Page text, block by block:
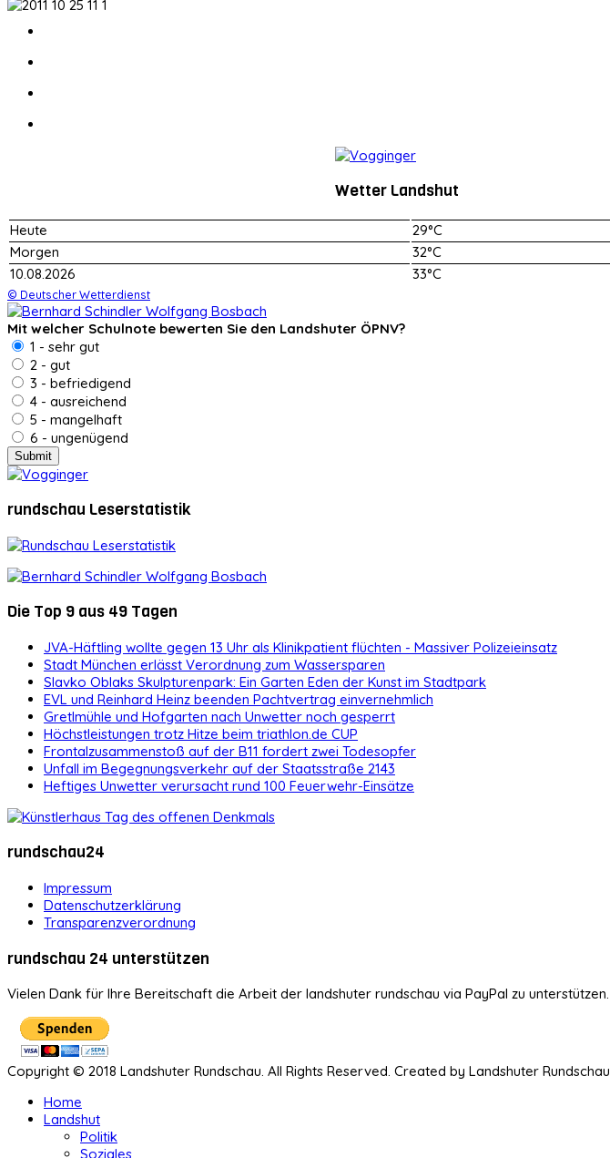
Wetter Landshut
Heute
29°C
Morgen
32°C
10.08.2026
33°C
© Deutscher Wetterdienst
Mit welcher Schulnote bewerten Sie den Landshuter ÖPNV?
1 - sehr gut
2 - gut
3 - befriedigend
4 - ausreichend
5 - mangelhaft
6 - ungenügend
rundschau Leserstatistik
Die Top 9 aus 49 Tagen
JVA-Häftling wollte gegen 13 Uhr als Klinikpatient flüchten - Massiver Polizeieinsatz
Stadt München erlässt Verordnung zum Wassersparen
Slavko Oblaks Skulpturenpark: Ein Garten Eden der Kunst im Stadtpark
EVL und Reinhard Heinz beenden Pachtvertrag einvernehmlich
Gretlmühle und Hofgarten nach Unwetter noch gesperrt
Höchstleistungen trotz Hitze beim triathlon.de CUP
Frontalzusammenstoß auf der B11 fordert zwei Todesopfer
Unfall im Begegnungsverkehr auf der Staatsstraße 2143
Heftiges Unwetter verursacht rund 100 Feuerwehr-Einsätze
rundschau24
Impressum
Datenschutzerklärung
Transparenzverordnung
rundschau 24 unterstützen
Vielen Dank für Ihre Bereitschaft die Arbeit der landshuter rundschau via PayPal zu unterstützen.
Copyright © 2018 Landshuter Rundschau. All Rights Reserved. Created by Landshuter Rundschau
Home
Landshut
Politik
Soziales